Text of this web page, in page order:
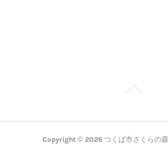
Copyright © 2026 つくば市さくらの